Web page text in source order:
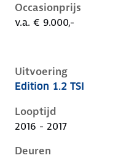
Occasionprijs
v.a. € 9.000,-
Uitvoering
Volkswagen Golf vii,
Edition 1.2 TSI
Looptijd
2016 - 2017
Deuren